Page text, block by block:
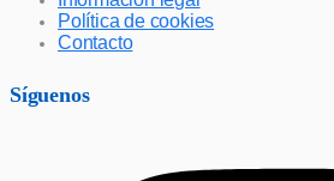
Política de cookies
Contacto
Síguenos